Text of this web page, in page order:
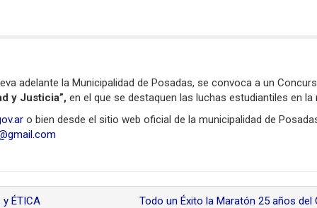
adelante la Municipalidad de Posadas, se convoca a un
y Justicia”, en el que se destaquen las luchas estudiantiles en la
o bien desde el sitio web oficial de la municipalidad de
y ÉTICA
Todo un Éxito la Maratón 25 años